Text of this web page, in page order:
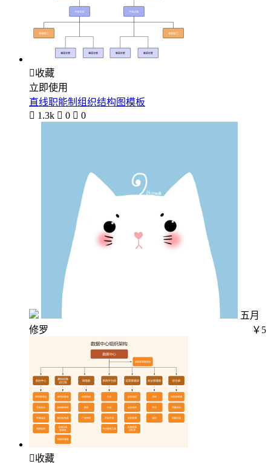
收藏
立即使用
直线职能制组织结构图模板
 1.3k  0  0
五月
修罗
￥5
收藏